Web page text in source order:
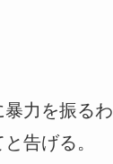
力を振る
告げる。